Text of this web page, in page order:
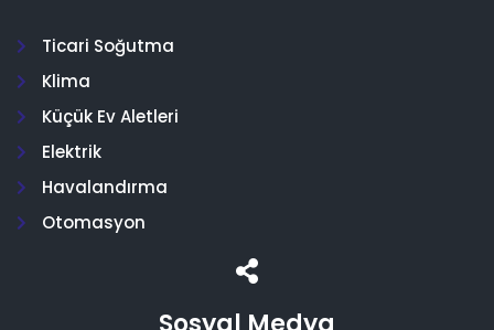
Ticari Soğutma
Klima
Küçük Ev Aletleri
Elektrik
Havalandırma
Otomasyon